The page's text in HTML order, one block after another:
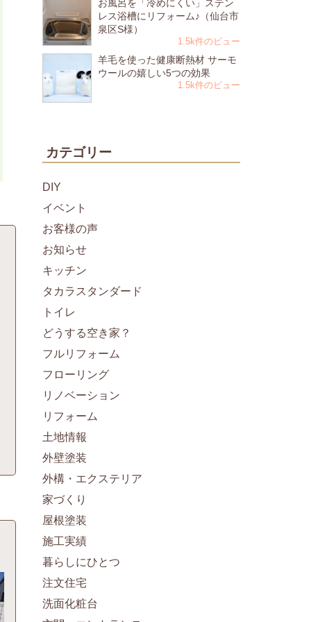
お風呂を「冷めにくい」ステン
レス浴槽にリフォーム♪（仙台市
泉区S様）
1.5k件のビュー
羊毛を使った健康断熱材 サーモ
ウールの嬉しい5つの効果
1.5k件のビュー
カテゴリー
DIY
イベント
お客様の声
お知らせ
キッチン
タカラスタンダード
トイレ
どうする空き家？
フルリフォーム
フローリング
リノベーション
リフォーム
土地情報
外壁塗装
外構・エクステリア
家づくり
屋根塗装
施工実績
暮らしにひとつ
注文住宅
洗面化粧台